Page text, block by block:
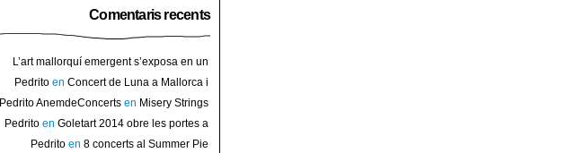
Comentaris recents
L’art mallorquí emergent s’exposa en un
carrer de Binissalem ⋆ Noticias de hoy
en
Binissalem
Pedrito en Concert de Luna a Mallorca i
sorteig d’entrades
Pedrito AnemdeConcerts en Misery Strings
presenten nou disc al Teatre Mar i Terra de
Pedrito en Goletart 2014 obre les portes a
l’art de Binissalem
Pedrito en 8 concerts al Summer Pie